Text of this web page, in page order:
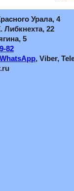
Урала, 4
Либкнехта, 22
5
82
WhatsApp, Viber,